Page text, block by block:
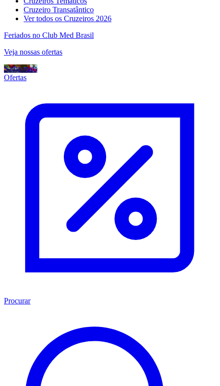
Cruzeiro Transatântico
Ver todos os Cruzeiros 2026
Feriados no Club Med Brasil
Veja nossas ofertas
Saiba mais
Ofertas
Procurar